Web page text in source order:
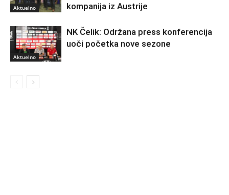
Aktuelno
kompanija iz Austrije
Aktuelno
NK Čelik: Održana press konferencija
uoči početka nove sezone